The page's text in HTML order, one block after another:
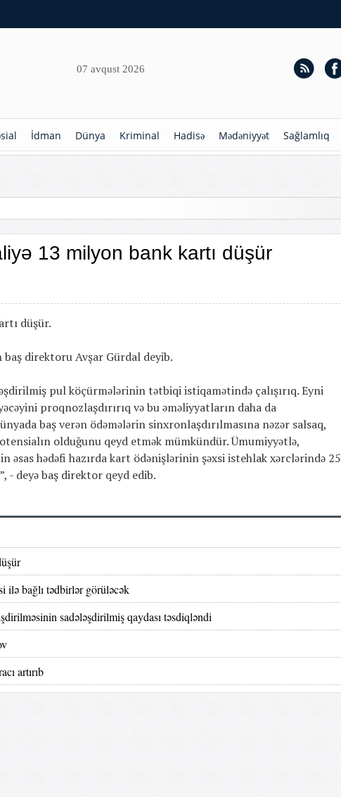
07 avqust 2026
İdman Dünya Kriminal Hadisə Mədəniyyət Sağlamlıq
13 milyon bank kartı düşür
düşür.
baş direktoru Avşar Gürdal deyib.
pul köçürmələrinin tətbiqi istiqamətində çalışırıq. Eyni
proqnozlaşdırırıq və bu əməliyyatların daha da
baş verən ödəmələrin sinxronlaşdırılmasına nəzər salsaq,
olduğunu qeyd etmək mümkündür. Ümumiyyətlə,
əsas hədəfi hazırda kart ödənişlərinin şəxsi istehlak xərclərində 25
- deyə baş direktor qeyd edib.
ilə bağlı tədbirlər görüləcək
sadələşdirilmiş qaydası təsdiqləndi
artırıb